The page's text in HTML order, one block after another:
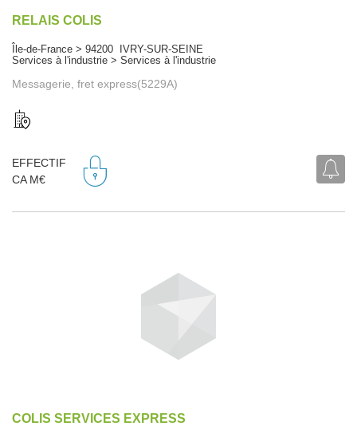
RELAIS COLIS
Île-de-France > 94200 IVRY-SUR-SEINE
Services à l'industrie > Services à l'industrie
Messagerie, fret express(5229A)
EFFECTIF
CA M€
COLIS SERVICES EXPRESS